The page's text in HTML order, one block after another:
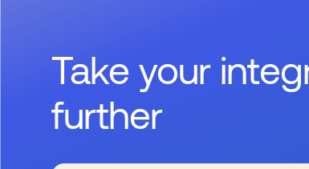
Take your
further